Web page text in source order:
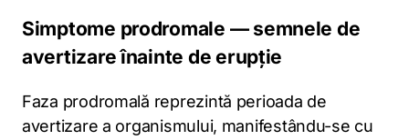
Simptome prodromale — semnele de
avertizare înainte de erupție
Faza prodromală reprezintă perioada de
avertizare a organismului, manifestându-se cu